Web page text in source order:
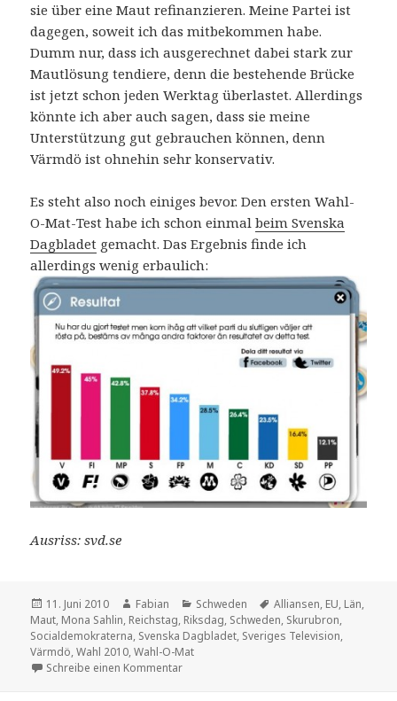
sie über eine Maut refinanzieren. Meine Partei ist
dagegen, soweit ich das mitbekommen habe.
Dumm nur, dass ich ausgerechnet dabei stark zur
Mautlösung tendiere, denn die bestehende Brücke
ist jetzt schon jeden Werktag überlastet. Allerdings
könnte ich aber auch sagen, dass sie meine
Unterstützung gut gebrauchen können, denn
Värmdö ist ohnehin sehr konservativ.
Es steht also noch einiges bevor. Den ersten Wahl-
O-Mat-Test habe ich schon einmalbeim Svenska
Dagbladet gemacht. Das Ergebnis finde ich
allerdings wenig erbaulich:
Ausriss: svd.se
Veröffentlicht
am
11. Juni 2010 Autor
Fabian Kategorien
Schweden Schlagwörter
Alliansen, EU, Län,
Maut, Mona Sahlin, Reichstag, Riksdag, Schweden, Skurubron,
Socialdemokraterna, Svenska Dagbladet, Sveriges Television,
Värmdö,Wahl 2010,Wahl-O-Mat
Schreibe einen Kommentarzu Noch 100 Tage bis zur Wahl